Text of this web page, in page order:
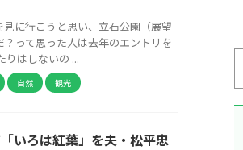
に行こうと思い、立石公園（展望
って思った人は去年のエントリを
りはしないの ...
自然 観光
いろは紅葉」を夫・松平忠